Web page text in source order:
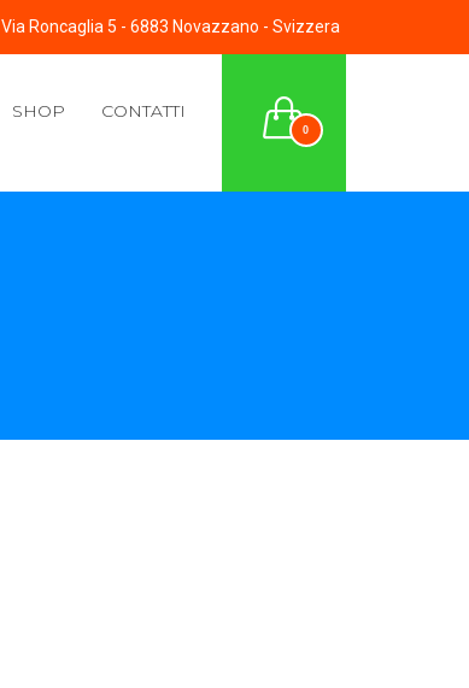
Via Roncaglia 5 - 6883 Novazzano - Svizzera
0
SHOP CONTATTI